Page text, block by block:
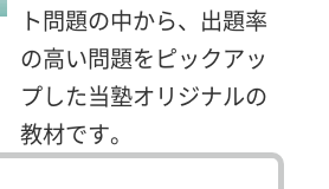
ト問題の中から、出題率
の高い問題をピックアッ
プした当塾オリジナルの
教材です。